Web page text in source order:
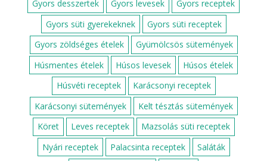
Gyors desszertek Gyors levesek
Gyors receptek
Gyors süti gyerekeknek
Gyors süti receptek
Gyors zöldséges ételek
Gyümölcsös sütemények
Húsmentes ételek
Húsos levesek
Húsos ételek
Húsvéti receptek
Karácsonyi receptek
Karácsonyi sütemények
Kelt tésztás sütemények
Köret
Leves receptek
Mazsolás süti receptek
Nyári receptek
Palacsinta receptek
Saláták